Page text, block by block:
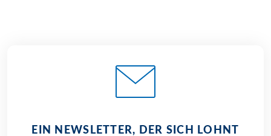
EIN NEWSLETTER, DER SICH LOHNT